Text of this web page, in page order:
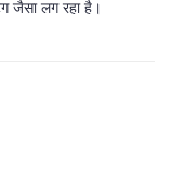
जैसा लग रहा है।